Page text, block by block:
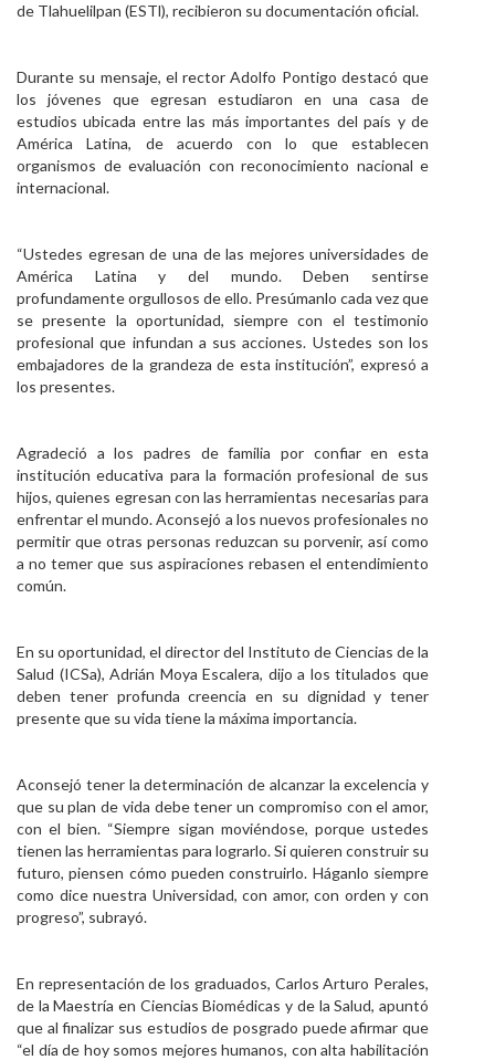
de Tlahuelilpan (ESTl), recibieron su documentación oficial.
Durante su mensaje, el rector Adolfo Pontigo destacó que
los jóvenes que egresan estudiaron en una casa de
estudios ubicada entre las más importantes del país y de
América Latina, de acuerdo con lo que establecen
organismos de evaluación con reconocimiento nacional e
internacional.
“Ustedes egresan de una de las mejores universidades de
América Latina y del mundo. Deben sentirse
profundamente orgullosos de ello. Presúmanlo cada vez que
se presente la oportunidad, siempre con el testimonio
profesional que infundan a sus acciones. Ustedes son los
embajadores de la grandeza de esta institución”, expresó a
los presentes.
Agradeció a los padres de familia por confiar en esta
institución educativa para la formación profesional de sus
hijos, quienes egresan con las herramientas necesarias para
enfrentar el mundo. Aconsejó a los nuevos profesionales no
permitir que otras personas reduzcan su porvenir, así como
a no temer que sus aspiraciones rebasen el entendimiento
común.
En su oportunidad, el director del Instituto de Ciencias de la
Salud (ICSa), Adrián Moya Escalera, dijo a los titulados que
deben tener profunda creencia en su dignidad y tener
presente que su vida tiene la máxima importancia.
Aconsejó tener la determinación de alcanzar la excelencia y
que su plan de vida debe tener un compromiso con el amor,
con el bien. “Siempre sigan moviéndose, porque ustedes
tienen las herramientas para lograrlo. Si quieren construir su
futuro, piensen cómo pueden construirlo. Háganlo siempre
como dice nuestra Universidad, con amor, con orden y con
progreso”, subrayó.
En representación de los graduados, Carlos Arturo Perales,
de la Maestría en Ciencias Biomédicas y de la Salud, apuntó
que al finalizar sus estudios de posgrado puede afirmar que
“el día de hoy somos mejores humanos, con alta habilitación